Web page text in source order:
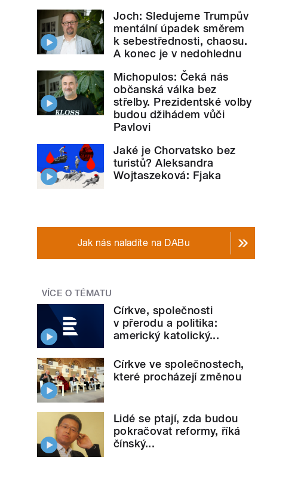
Joch: Sledujeme Trumpův
mentální úpadek směrem
k sebestřednosti, chaosu.
A konec je v nedohlednu
Michopulos: Čeká nás
občanská válka bez
střelby. Prezidentské volby
budou džihádem vůči
Pavlovi
Jaké je Chorvatsko bez
turistů? Aleksandra
Wojtaszeková: Fjaka
Jak nás naladíte na DABu
VÍCE O TÉMATU
Církve, společnosti
v přerodu a politika:
americký katolický...
Církve ve společnostech,
které procházejí změnou
Lidé se ptají, zda budou
pokračovat reformy, říká
čínský...